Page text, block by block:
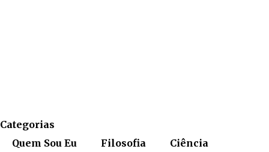
Categorias
Quem Sou Eu
Filosofia Ciência